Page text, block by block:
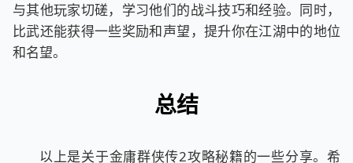
与其他玩家切磋，学习他们的战斗技巧和经验。同时，
比武还能获得一些奖励和声望，提升你在江湖中的地位
和名望。
总结
以上是关于金庸群侠传2攻略秘籍的一些分享。希